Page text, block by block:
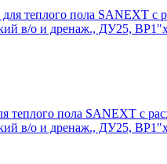
теплого пола SANEXT с
в/о и дренаж., ДУ25,